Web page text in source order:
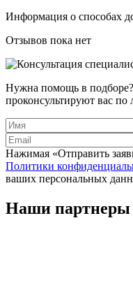
Информация о способах
Отзывов пока нет
Нужна помощь в
проконсультируют вас
Нажимая «Отправить
Политики
ваших персональных
Наши партнеры